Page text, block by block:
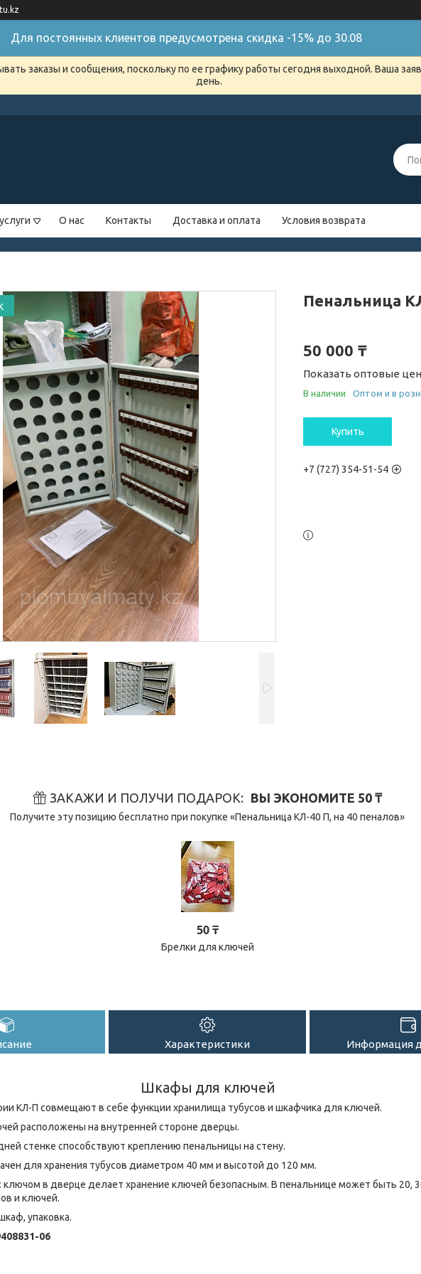
Для постоянных клиентов предусмотрена скидка -15% до 30.08
заказы и сообщения, поскольку по ее графику работы сегодня выходной. Ваша
день.
О нас Контакты Доставка и оплата Условия возврата
Пенальница
50 000 ₸
Показать оптовые
В наличии Оптом и в
Купить
+7 (727) 354-51-54
ЗАКАЖИ И ПОЛУЧИ ПОДАРОК ВЫ ЭКОНОМИТЕ 50 ₸
Получите эту позицию бесплатно при покупке «Пенальница КЛ-40 П, на 40 пеналов»
50 ₸
Брелки для ключей
Характеристики Информация
Шкафы для ключей
КЛ-П совмещают в себе функции хранилища тубусов и шкафчика для ключей.
расположены на внутренней стороне дверцы.
стенке способствуют креплению пенальницы на стену.
для хранения тубусов диаметром 40 мм и высотой до 120 мм.
ключом в дверце делает хранение ключей безопасным. В пенальнице может быть 20,
и ключей.
упаковка.
06